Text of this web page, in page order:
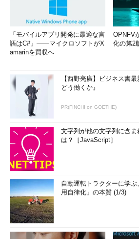
▼
「モバイルアプリ開発に最適な言
語はC#」――マイクロソフトがX
amarinを買収へ
OPNFV
化の第2
【西野亮廣】ビジネス書
どう働くか』
PR(FINCHI on GOETHE)
文字列が他の文字列に含
は？［JavaScript］
自動運転トラクターに学
用自律化」の本質 (1/3)